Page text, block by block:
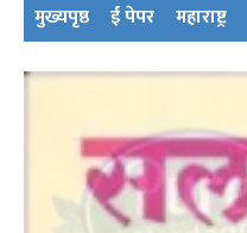
मुख्यपृष्ठ ई पेपर महाराष्ट्र